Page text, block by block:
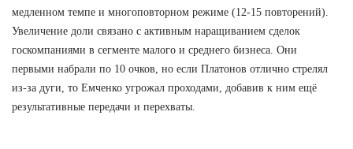
медленном темпе и многоповторном режиме (12-15 повторений).
Увеличение доли связано с активным наращиванием сделок
госкомпаниями в сегменте малого и среднего бизнеса. Они
первыми набрали по 10 очков, но если Платонов отлично стрелял
из-за дуги, то Емченко угрожал проходами, добавив к ним ещё
результативные передачи и перехваты.